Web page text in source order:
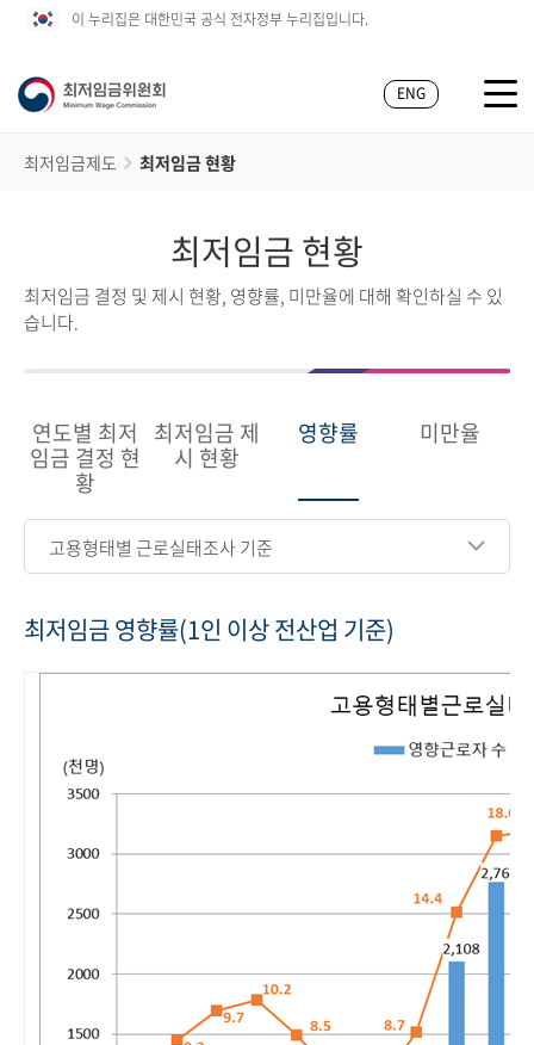
이 누리집은 대한민국 공식 전자정부 누리집입니다.
ENG
최저임금제도 최저임금 현황
최저임금 현황
최저임금 결정 및 제시 현황, 영향률, 미만율에 대해 확인하실 수 있
습니다.
연도별 최저
임금 결정 현
황
최저임금 제
시 현황
영향률 미만율
고용형태별 근로실태조사 기준
최저임금 영향률(1인 이상 전산업 기준)